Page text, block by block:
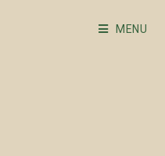
MENU